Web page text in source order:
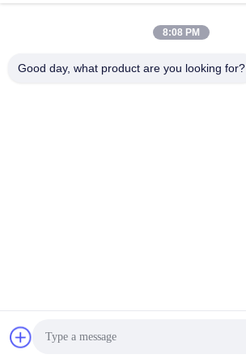
8:08 PM
Good day, what product are you looking for?